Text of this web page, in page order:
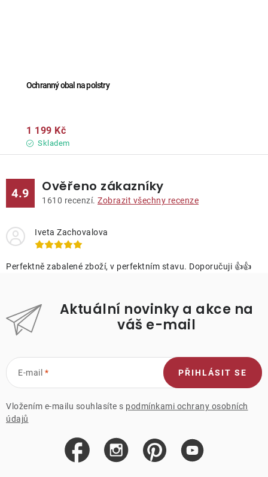
Ochranný obal na polstry
Skladem
1 199 Kč
4.9 Ověřeno zákazníky
1610 recenzí. Zobrazit všechny recenze
Iveta Zachovalova
Perfektně zabalené zboží, v perfektním stavu. Doporučuji 👍👍
Aktuální novinky a akce na
váš e-mail
E-mail
Vložením e-mailu souhlasíte s podmínkami ochrany osobních
údajů
PŘIHLÁSIT SE